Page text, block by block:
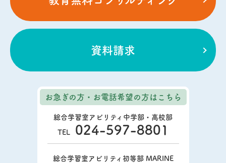
資料請求
お急ぎの方・お電話希望の方はこちら
総合学習室アビリティ中学部・高校部
TEL 024-597-8801
総合学習室アビリティ初等部 MARINE